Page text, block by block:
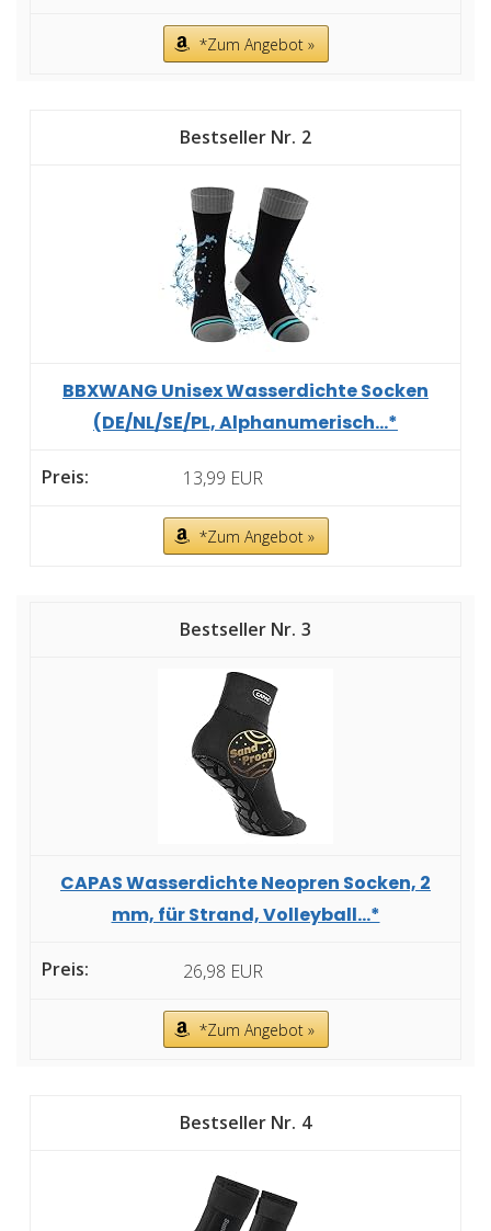
*Zum Angebot »
2
BBXWANG Unisex Wasserdichte Socken
(DE/NL/SE/PL, Alphanumerisch...*
13,99 EUR
*Zum Angebot »
3
CAPAS Wasserdichte Neopren Socken, 2
mm, für Strand, Volleyball...*
26,98 EUR
*Zum Angebot »
4